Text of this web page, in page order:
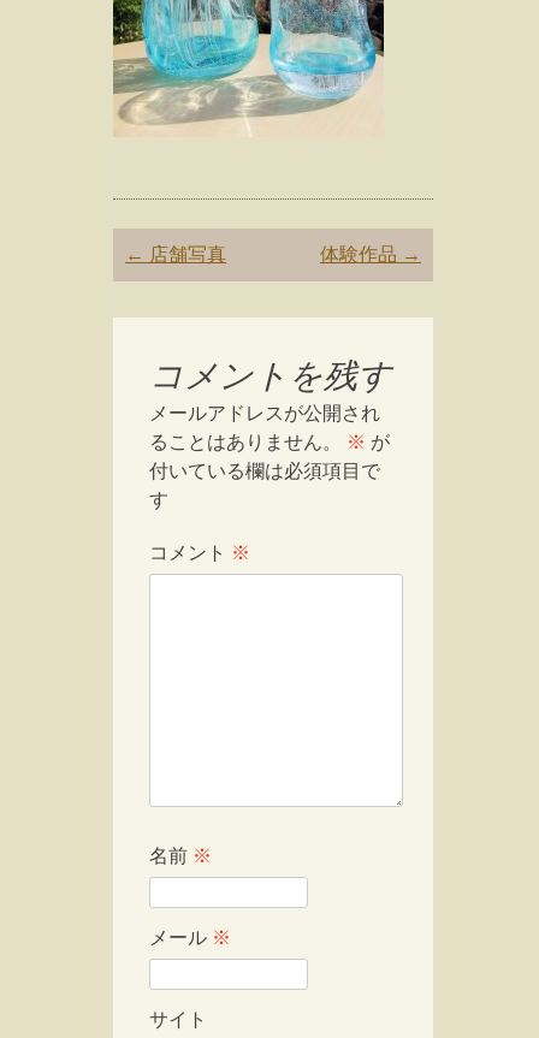
Post
navigation
← 店舗写真 体験作品 →
コメントを残す
メールアドレスが公開され
ることはありません。
※ が
付いている欄は必須項目で
す
コメント ※
名前 ※
メール ※
サイト